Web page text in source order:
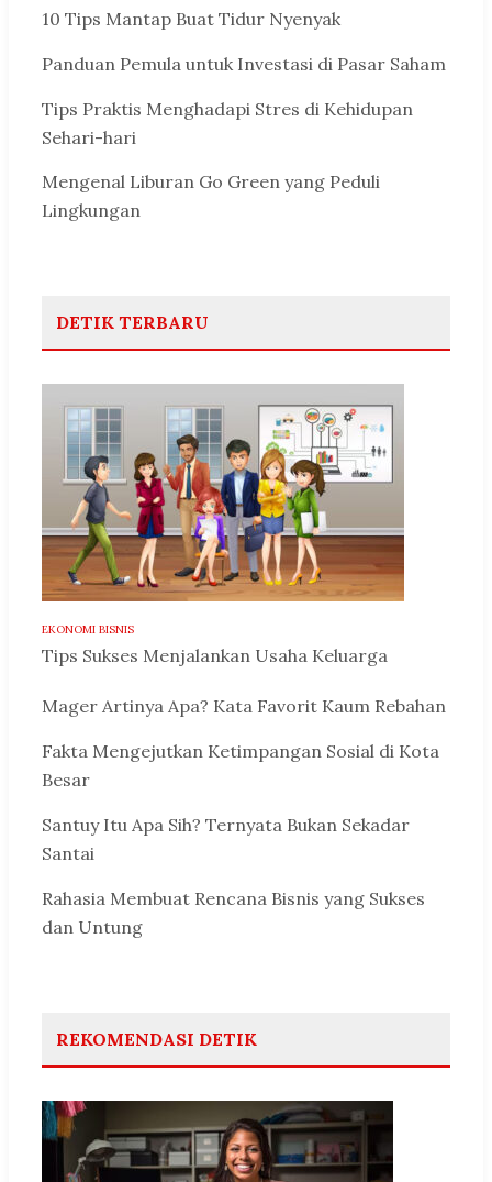
10 Tips Mantap Buat Tidur Nyenyak
Panduan Pemula untuk Investasi di Pasar Saham
Tips Praktis Menghadapi Stres di Kehidupan
Sehari-hari
Mengenal Liburan Go Green yang Peduli
Lingkungan
DETIK TERBARU
EKONOMI BISNIS
Tips Sukses Menjalankan Usaha Keluarga
Mager Artinya Apa? Kata Favorit Kaum Rebahan
Fakta Mengejutkan Ketimpangan Sosial di Kota
Besar
Santuy Itu Apa Sih? Ternyata Bukan Sekadar
Santai
Rahasia Membuat Rencana Bisnis yang Sukses
dan Untung
REKOMENDASI DETIK